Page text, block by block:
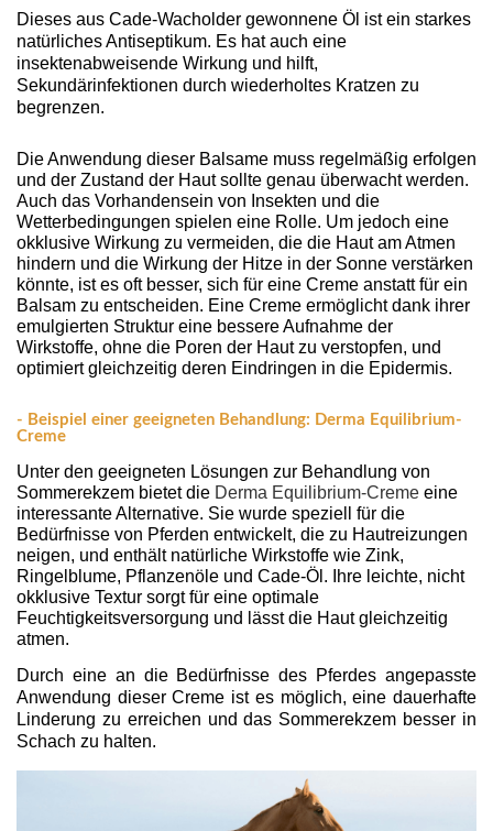
Dieses aus Cade-Wacholder gewonnene Öl ist ein starkes
natürliches Antiseptikum. Es hat auch eine
insektenabweisende Wirkung und hilft,
Sekundärinfektionen durch wiederholtes Kratzen zu
begrenzen.
Die Anwendung dieser Balsame muss regelmäßig erfolgen
und der Zustand der Haut sollte genau überwacht werden.
Auch das Vorhandensein von Insekten und die
Wetterbedingungen spielen eine Rolle. Um jedoch eine
okklusive Wirkung zu vermeiden, die die Haut am Atmen
hindern und die Wirkung der Hitze in der Sonne verstärken
könnte, ist es oft besser, sich für eine Creme anstatt für ein
Balsam zu entscheiden. Eine Creme ermöglicht dank ihrer
emulgierten Struktur eine bessere Aufnahme der
Wirkstoffe, ohne die Poren der Haut zu verstopfen, und
optimiert gleichzeitig deren Eindringen in die Epidermis.
- Beispiel einer geeigneten Behandlung: Derma Equilibrium-
Creme
Unter den geeigneten Lösungen zur Behandlung von
Sommerekzem bietet die Derma Equilibrium-Creme eine
interessante Alternative. Sie wurde speziell für die
Bedürfnisse von Pferden entwickelt, die zu Hautreizungen
neigen, und enthält natürliche Wirkstoffe wie Zink,
Ringelblume, Pflanzenöle und Cade-Öl. Ihre leichte, nicht
okklusive Textur sorgt für eine optimale
Feuchtigkeitsversorgung und lässt die Haut gleichzeitig
atmen.
Durch eine an die Bedürfnisse des Pferdes angepasste
Anwendung dieser Creme ist es möglich, eine dauerhafte
Linderung zu erreichen und das Sommerekzem besser in
Schach zu halten.